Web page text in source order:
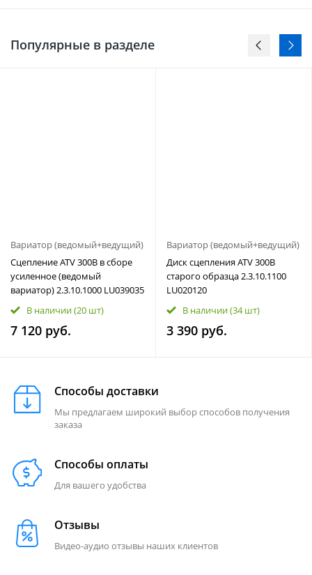
Популярные в разделе
Вариатор (ведомый+ведущий)
Сцепление ATV 300B в сборе
усиленное (ведомый
вариатор) 2.3.10.1000 LU039035
В наличии(20 шт)
7 120 руб.
Вариатор (ведомый+ведущий)
Диск сцепления ATV 300B
старого образца 2.3.10.1100
LU020120
В наличии(34 шт)
3 390 руб.
Способы доставки
Мы предлагаем широкий выбор способов получения
заказа
Способы оплаты
Для вашего удобства
Отзывы
Видео-аудио отзывы наших клиентов